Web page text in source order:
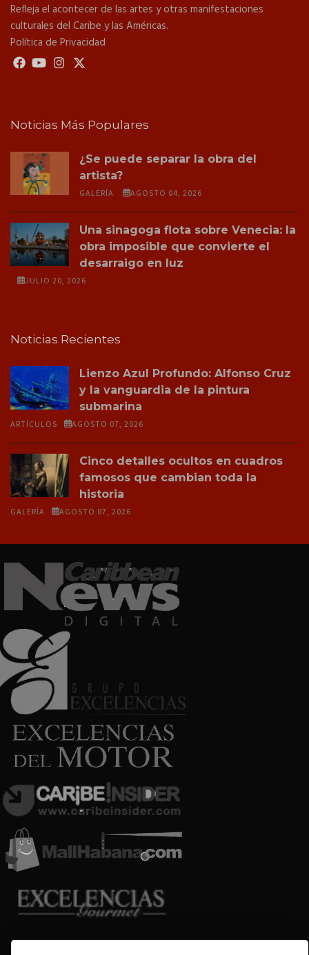
Refleja el acontecer de las artes y otras manifestaciones
culturales del Caribe y las Américas.
Política de Privacidad
Noticias Más Populares
¿Se puede separar la obra del
artista?
GALERÍA AGOSTO 04, 2026
Una sinagoga flota sobre Venecia: la
obra imposible que convierte el
desarraigo en luz
JULIO 20, 2026
Noticias Recientes
Lienzo Azul Profundo: Alfonso Cruz
y la vanguardia de la pintura
submarina
ARTÍCULOS AGOSTO 07, 2026
Cinco detalles ocultos en cuadros
famosos que cambian toda la
historia
GALERÍA AGOSTO 07, 2026